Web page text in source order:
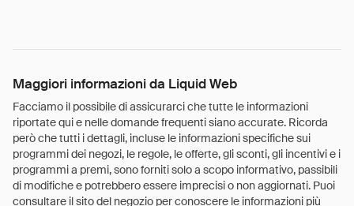
Maggiori informazioni da Liquid Web
Facciamo il possibile di assicurarci che tutte le informazioni
riportate qui e nelle domande frequenti siano accurate. Ricorda
però che tutti i dettagli, incluse le informazioni specifiche sui
programmi dei negozi, le regole, le offerte, gli sconti, gli incentivi e i
programmi a premi, sono forniti solo a scopo informativo, passibili
di modifiche e potrebbero essere imprecisi o non aggiornati. Puoi
consultare il sito del negozio per conoscere le informazioni più